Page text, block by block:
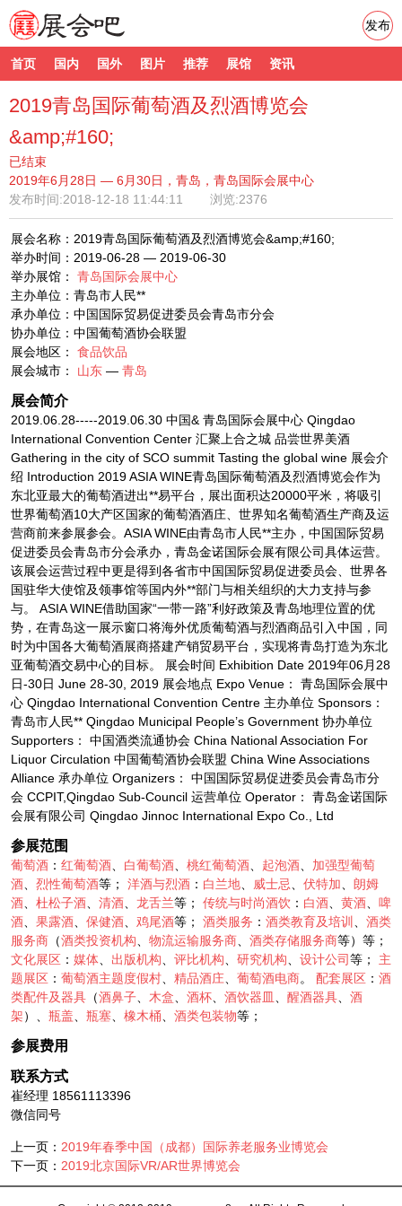
首页 国内 国外 图片 推荐 展馆 资讯
发布
2019青岛国际葡萄酒及烈酒博览会
&amp;#160;
已结束
2019年6月28日 — 6月30日，青岛，青岛国际会展中心
发布时间:2018-12-18 11:44:11 浏览:2376
展会名称：2019青岛国际葡萄酒及烈酒博览会&amp;#160;
举办时间：2019-06-28 — 2019-06-30
举办展馆： 青岛国际会展中心
主办单位：青岛市人民**
承办单位：中国国际贸易促进委员会青岛市分会
协办单位：中国葡萄酒协会联盟
展会地区： 食品饮品
展会城市： 山东 — 青岛
展会简介
2019.06.28-----2019.06.30 中国& 青岛国际会展中心 Qingdao
International Convention Center 汇聚上合之城 品尝世界美酒
Gathering in the city of SCO summit Tasting the global wine 展会介
绍 Introduction 2019 ASIA WINE青岛国际葡萄酒及烈酒博览会作为
东北亚最大的葡萄酒进出**易平台，展出面积达20000平米，将吸引
世界葡萄酒10大产区国家的葡萄酒酒庄、世界知名葡萄酒生产商及运
营商前来参展参会。ASIA WINE由青岛市人民**主办，中国国际贸易
促进委员会青岛市分会承办，青岛金诺国际会展有限公司具体运营。
该展会运营过程中更是得到各省市中国国际贸易促进委员会、世界各
国驻华大使馆及领事馆等国内外**部门与相关组织的大力支持与参
与。 ASIA WINE借助国家“一带一路”利好政策及青岛地理位置的优
势，在青岛这一展示窗口将海外优质葡萄酒与烈酒商品引入中国，同
时为中国各大葡萄酒展商搭建产销贸易平台，实现将青岛打造为东北
亚葡萄酒交易中心的目标。 展会时间 Exhibition Date 2019年06月28
日-30日 June 28-30, 2019 展会地点 Expo Venue： 青岛国际会展中
心 Qingdao International Convention Centre 主办单位 Sponsors：
青岛市人民** Qingdao Municipal People’s Government 协办单位
Supporters： 中国酒类流通协会 China National Association For
Liquor Circulation 中国葡萄酒协会联盟 China Wine Associations
Alliance 承办单位 Organizers： 中国国际贸易促进委员会青岛市分
会 CCPIT,Qingdao Sub-Council 运营单位 Operator： 青岛金诺国际
会展有限公司 Qingdao Jinnoc International Expo Co., Ltd
参展范围
葡萄酒 ： 红葡萄酒 白葡萄酒 桃红葡萄酒 起泡酒
加强型葡萄
酒
烈性葡萄酒等； 洋酒与烈酒 ： 白兰地 威士忌 伏特加
朗姆
酒
杜松子酒 清酒 龙舌兰等； 传统与时尚酒饮 ： 白酒 黄酒
啤
酒
果露酒 保健酒 鸡尾酒等； 酒类服务 ： 酒类教育及培训
酒类
服务商 （酒类投资机构 物流运输服务商 酒类存储服务商等）等；
文化展区 ： 媒体 出版机构 评比机构 研究机构 设计公司等； 主
题展区 ： 葡萄酒主题度假村 精品酒庄 葡萄酒电商。 配套展区 ： 酒
类配件及器具 （酒鼻子 木盒 酒杯 酒饮器皿 醒酒器具
酒
架）、 瓶盖 瓶塞 橡木桶 酒类包装物等；
参展费用
联系方式
崔经理 18561113396
微信同号
上一页： 2019年春季中国（成都）国际养老服务业博览会
下一页： 2019北京国际VR/AR世界博览会